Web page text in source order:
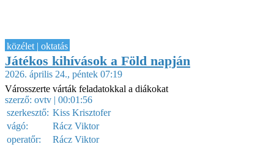
közélet | oktatás
Játékos kihívások a Föld napján
2026. április 24., péntek 07:19
Városszerte várták feladatokkal a diákokat
szerző: ovtv | 00:01:56
szerkesztő: Kiss Krisztofer
vágó:
Rácz Viktor
operatőr:
Rácz Viktor